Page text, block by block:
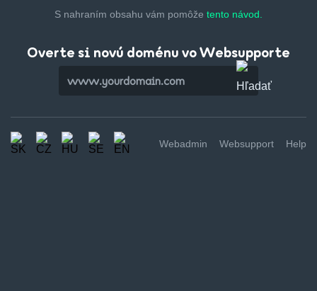
S nahraním obsahu vám pomôže tento návod.
Overte si novú doménu vo Websupporte
Webadmin Websupport Help